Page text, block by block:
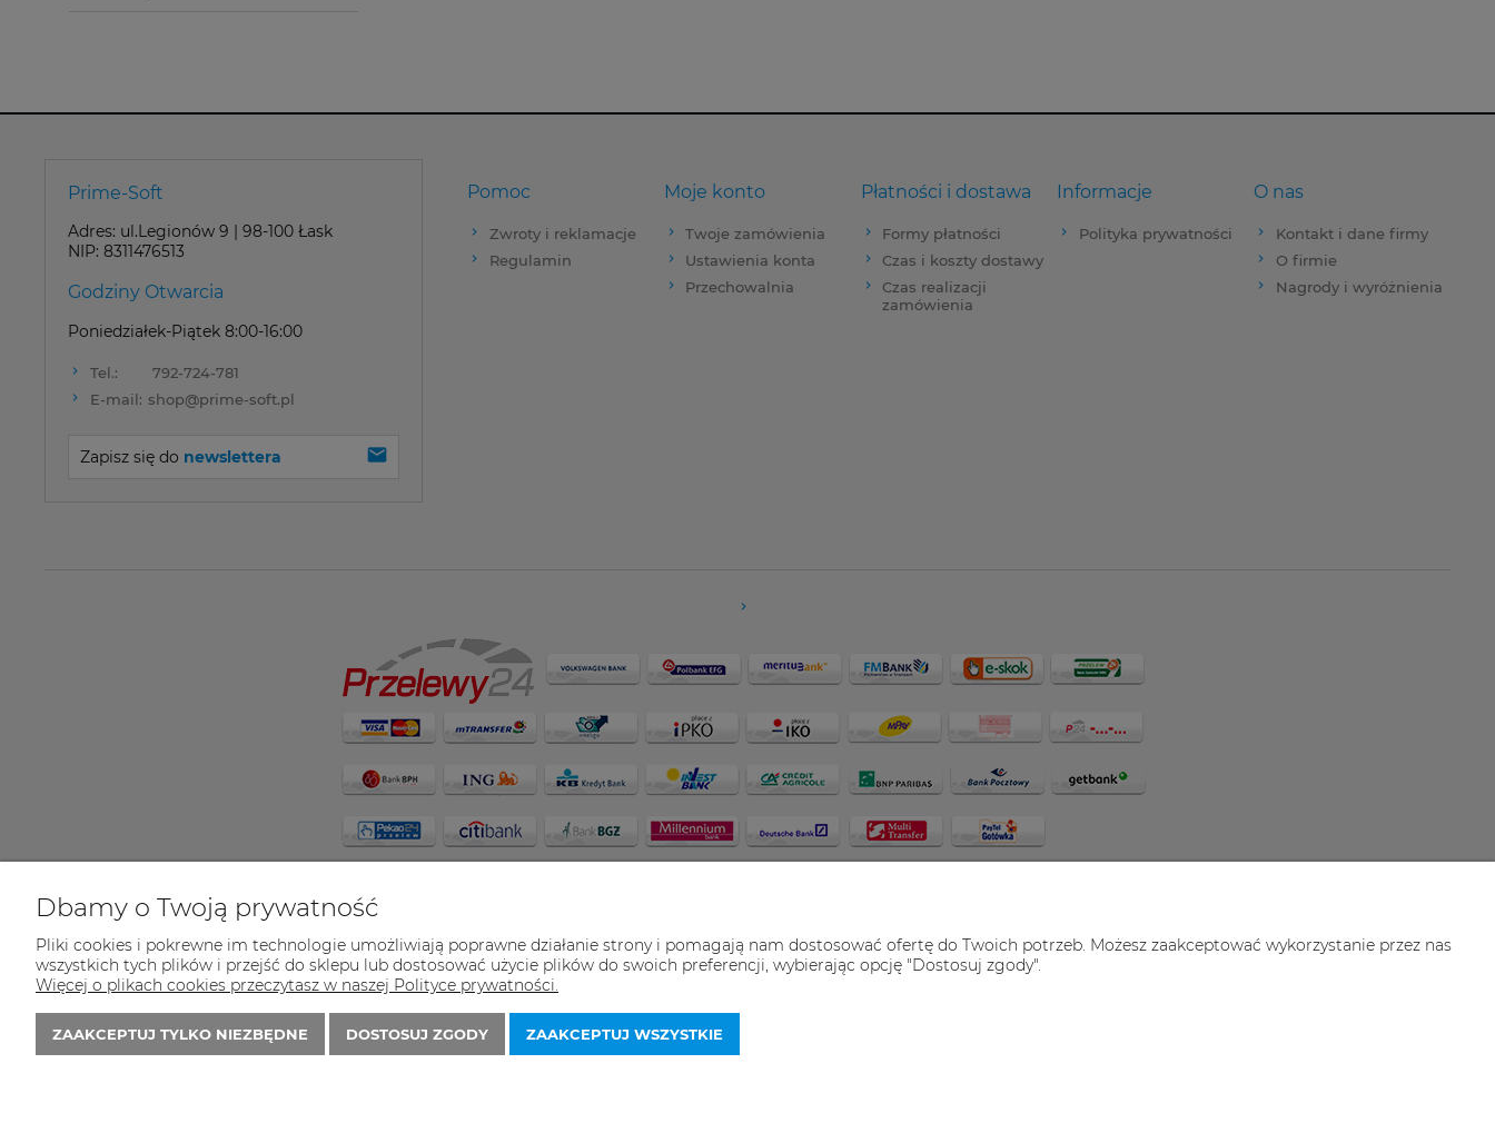
Pomoc
Zwroty i reklamacje
Regulamin
Moje konto
Twoje zamówienia
Ustawienia konta
Przechowalnia
Płatności i dostawa
Formy płatności
Czas i koszty dostawy
Czas realizacji
zamówienia
Informacje
Polityka prywatności
O nas
Kontakt i dane firmy
O firmie
Nagrody i wyróżnienia
Prime-Soft
Adres: ul.Legionów 9 | 98-100 Łask
NIP: 8311476513
Godziny Otwarcia
Poniedziałek-Piątek 8:00-16:00
Tel.:
792-724-781
E-mail: shop@prime-soft.pl
Zapisz się do newslettera
Dbamy o Twoją prywatność
Pliki cookies i pokrewne im technologie umożliwiają poprawne działanie strony i pomagają nam dostosować ofertę do Twoich potrzeb. Możesz zaakceptować wykorzystanie przez nas
wszystkich tych plików i przejść do sklepu lub dostosować użycie plików do swoich preferencji, wybierając opcję "Dostosuj zgody".
Więcej o plikach cookies przeczytasz w naszej Polityce prywatności.
ZAAKCEPTUJ TYLKO NIEZBĘDNE DOSTOSUJ ZGODY ZAAKCEPTUJ WSZYSTKIE